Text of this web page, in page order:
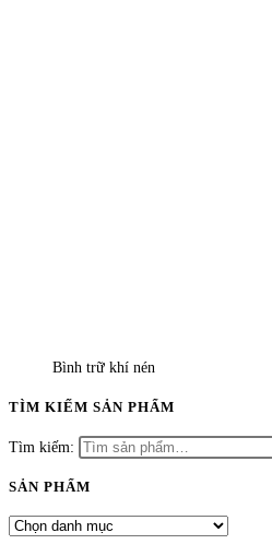
Bình trữ khí nén
TÌM KIẾM SẢN PHẨM
Tìm kiếm:
SẢN PHẨM